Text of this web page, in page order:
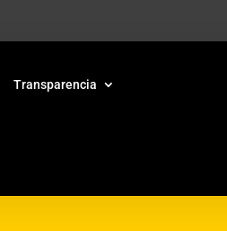
Transparencia